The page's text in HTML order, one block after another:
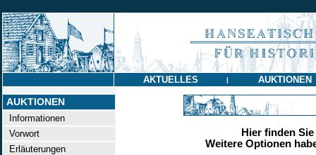
AKTUELLES | AUKTIONEN
AUKTIONEN
Informationen
Vorwort
Erläuterungen
Hier finden
Weitere Optionen